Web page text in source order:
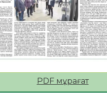
«САНАЛЫ
БОЛАШАҚ» АТТЫ
ӨТТІ
Орталық Азиядағы
PDF мұрағат